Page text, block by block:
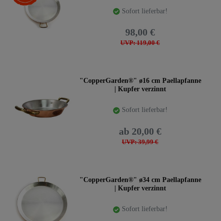
Sofort lieferbar!
UVP: 119,00 €
98,00 €
"CopperGarden®" ø16 cm Paellapfanne
| Kupfer verzinnt
Sofort lieferbar!
UVP: 39,99 €
ab 20,00 €
"CopperGarden®" ø34 cm Paellapfanne
| Kupfer verzinnt
Sofort lieferbar!